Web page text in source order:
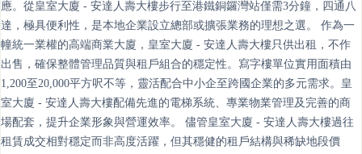
應。從皇室大廈 - 安達人壽大樓步行至港鐵銅鑼灣站僅需3分鐘，四通八
達，極具便利性，是本地企業設立總部或擴張業務的理想之選。 作為一
幢統一業權的高端商業大廈，皇室大廈 - 安達人壽大樓只供出租，不作
出售，確保整體管理品質與租戶組合的穩定性。寫字樓單位實用面積由
1,200至20,000平方呎不等，靈活配合中小企至跨國企業的多元需求。皇
室大廈 - 安達人壽大樓配備先進的電梯系統、專業物業管理及完善的商
場配套，提升企業形象與營運效率。 儘管皇室大廈 - 安達人壽大樓過往
租賃成交相對穩定而非高度活躍，但其穩健的租戶結構與稀缺地段價